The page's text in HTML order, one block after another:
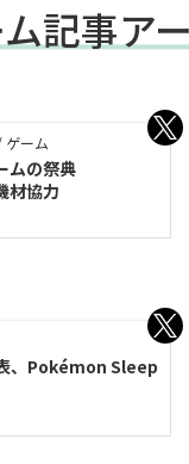
記事ア
ゲーム
ムの祭典
材協力
、Pokémon Sleep